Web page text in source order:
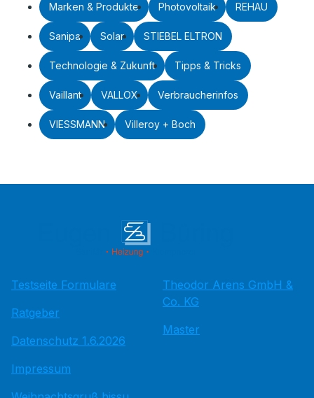
Marken & Produkte Photovoltaik REHAU
Sanipa Solar STIEBEL ELTRON
Technologie & Zukunft Tipps & Tricks
Vaillant VALLOX Verbraucherinfos
VIESSMANN Villeroy + Boch
Testseite Formulare
Ratgeber
Datenschutz 1.6.2026
Impressum
Theodor Arens GmbH &
Co. KG
Master